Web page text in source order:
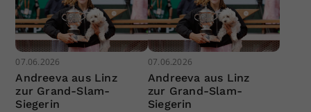
07.06.2026
Andreeva aus Linz
zur Grand-Slam-
Siegerin
07.06.2026
Andreeva aus Linz
zur Grand-Slam-
Siegerin